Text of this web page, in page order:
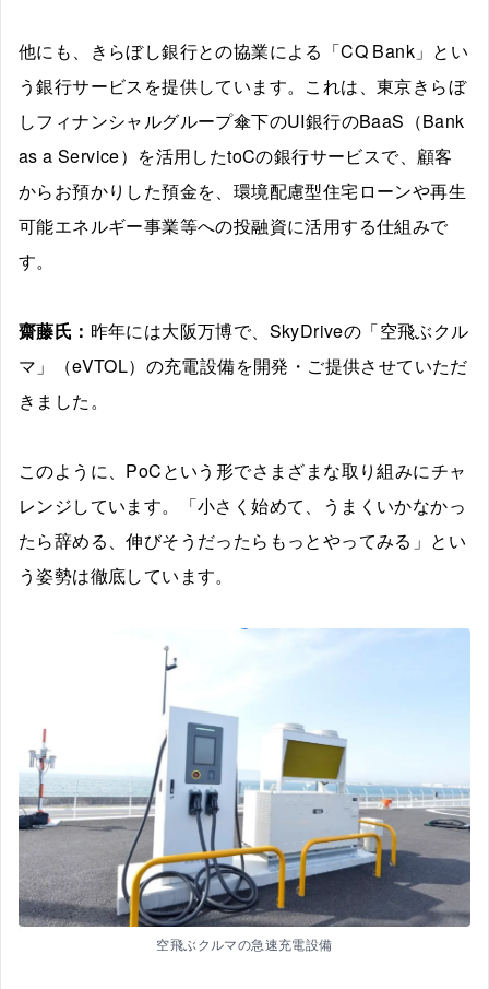
他にも、きらぼし銀行との協業による「CQ Bank」とい
う銀行サービスを提供しています。これは、東京きらぼ
しフィナンシャルグループ傘下のUI銀行のBaaS（Bank
as a Service）を活用したtoCの銀行サービスで、顧客
からお預かりした預金を、環境配慮型住宅ローンや再生
可能エネルギー事業等への投融資に活用する仕組みで
す。
齋藤氏： 昨年には大阪万博で、SkyDriveの「空飛ぶクル
マ」（eVTOL）の充電設備を開発・ご提供させていただ
きました。
このように、PoCという形でさまざまな取り組みにチャ
レンジしています。「小さく始めて、うまくいかなかっ
たら辞める、伸びそうだったらもっとやってみる」とい
う姿勢は徹底しています。
空飛ぶクルマの急速充電設備